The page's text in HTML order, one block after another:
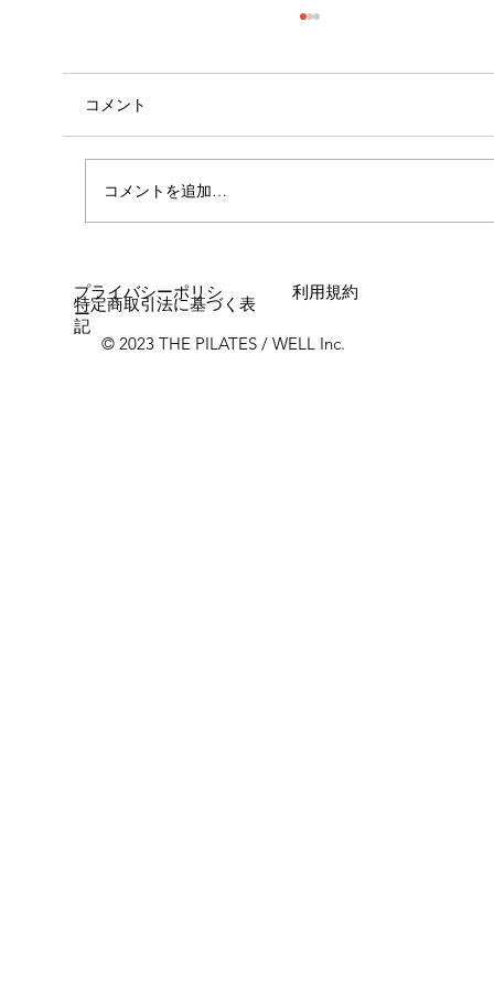
自己紹介
コメント
コメントを追加…
© 2023 THE PILATES / WELL Inc.
プライバシーポリシ
ー
利用規約
特定商取引法に基づく表
記